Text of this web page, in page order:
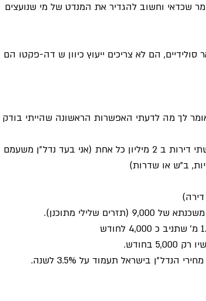
שכדאי וחשוב להגדיר את המנדט של מי שנועצים
הם לא צריכים ייעוץ כיוון ש דה-פקטו הם
לך מה לדעתי האפשרות הראשונה שהייתי בודק
נניח ששניים מהילדים שלהם עברו את גיל 18, הייתי רוכש שתי דירות ב 2 מיליון כל אחת (אני בעד נדל״ן משעמם
ב״ש או שדרות)